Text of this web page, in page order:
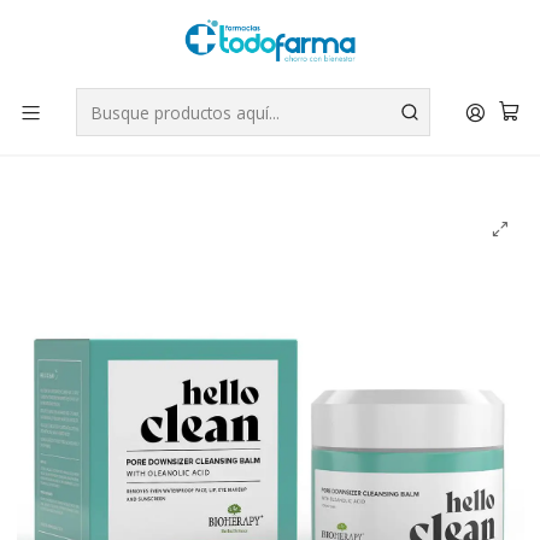
Tus compras tienen envío GRATIS por Rappi - Atención exclusiva
para Chile | WhatsApp +56
Leer más
Inicio Belleza
Bioherapy Hello Clean con Acido Oleanólico 100ml.